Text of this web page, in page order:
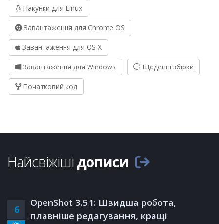
Пакунки для Linux
Завантаження для Chrome OS
Завантаження для OS X
Завантаження для Windows Щоденні збірки
Початковий код
Найсвіжішідописи
6
OpenShot 3.5.1: Швидша робота,
плавніше редагування, кращі